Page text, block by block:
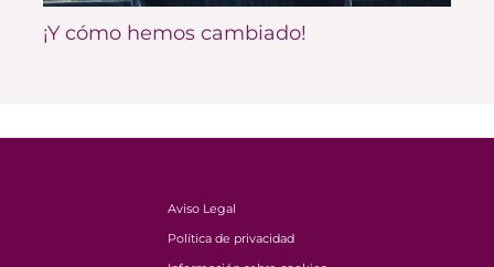
¡Y cómo hemos cambiado!
Aviso Legal
Política de privacidad